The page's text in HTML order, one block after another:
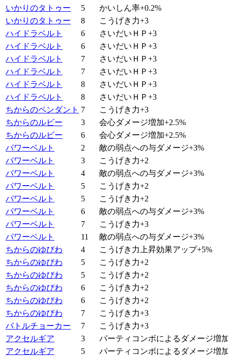
いかりのタトゥー
5
かいしん率+0.2%
いかりのタトゥー
8
こうげき力+3
ハイドラベルト
6
さいだいＨＰ+3
ハイドラベルト
6
さいだいＨＰ+3
ハイドラベルト
7
さいだいＨＰ+3
ハイドラベルト
7
さいだいＨＰ+3
ハイドラベルト
8
さいだいＨＰ+3
ハイドラベルト
8
さいだいＨＰ+3
ちからのペンダント 7
こうげき力+3
ちからのルビー
3
会心ダメージ増加+2.5%
ちからのルビー
6
会心ダメージ増加+2.5%
パワーベルト
2
敵の弱点への与ダメージ+3%
パワーベルト
3
こうげき力+2
パワーベルト
4
敵の弱点への与ダメージ+3%
パワーベルト
5
こうげき力+2
パワーベルト
5
こうげき力+2
パワーベルト
6
敵の弱点への与ダメージ+3%
パワーベルト
7
こうげき力+3
パワーベルト
11
敵の弱点への与ダメージ+3%
ちからのゆびわ
4
こうげき力上昇効果アップ+5%
ちからのゆびわ
5
こうげき力+2
ちからのゆびわ
5
こうげき力+2
ちからのゆびわ
6
こうげき力+2
ちからのゆびわ
6
こうげき力+2
ちからのゆびわ
7
こうげき力+3
バトルチョーカー
7
こうげき力+3
アクセルギア
3
パーティコンボによるダメージ増
アクセルギア
5
パーティコンボによるダメージ増